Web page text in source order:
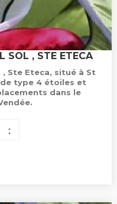
SOL , STE ETECA
Ste Eteca, situé à St
de type 4 étoiles et
dans le